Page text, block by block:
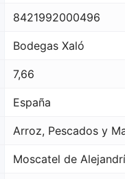
8421992000496
Bodegas Xaló
7,66
España
Arroz, Pescados y
Moscatel de